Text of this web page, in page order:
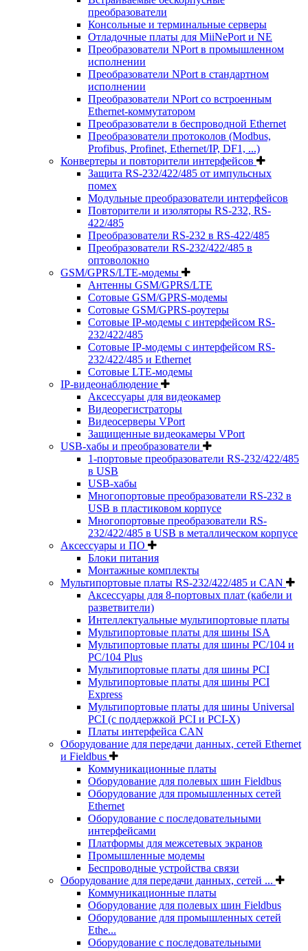
преобразователи
Консольные и терминальные серверы
Отладочные платы для MiiNePort и NE
Преобразователи NPort в промышленном
исполнении
Преобразователи NPort в стандартном
исполнении
Преобразователи NPort со встроенным
Ethernet-коммутатором
Преобразователи в беспроводной Ethernet
Преобразователи протоколов (Modbus,
Profibus, Profinet, Ethernet/IP, DF1, ...)
Конвертеры и повторители интерфейсов
Защита RS-232/422/485 от импульсных
помех
Модульные преобразователи интерфейсов
Повторители и изоляторы RS-232, RS-
422/485
Преобразователи RS-232 в RS-422/485
Преобразователи RS-232/422/485 в
оптоволокно
GSM/GPRS/LTE-модемы
Антенны GSM/GPRS/LTE
Сотовые GSM/GPRS-модемы
Сотовые GSM/GPRS-роутеры
Сотовые IP-модемы с интерфейсом RS-
232/422/485
Сотовые IP-модемы с интерфейсом RS-
232/422/485 и Ethernet
Сотовые LTE-модемы
IP-видеонаблюдение
Аксессуары для видеокамер
Видеорегистраторы
Видеосерверы VPort
Защищенные видеокамеры VPort
USB-хабы и преобразователи
1-портовые преобразователи RS-232/422/485
в USB
USB-хабы
Многопортовые преобразователи RS-232 в
USB в пластиковом корпусе
Многопортовые преобразователи RS-
232/422/485 в USB в металлическом корпусе
Аксессуары и ПО
Блоки питания
Монтажные комплекты
Мультипортовые платы RS-232/422/485 и CAN
Аксессуары для 8-портовых плат (кабели и
разветвители)
Интеллектуальные мультипортовые платы
Мультипортовые платы для шины ISA
Мультипортовые платы для шины PC/104 и
PC/104 Plus
Мультипортовые платы для шины PCI
Мультипортовые платы для шины PCI
Express
Мультипортовые платы для шины Universal
PCI (с поддержкой PCI и PCI-X)
Платы интерфейса CAN
Оборудование для передачи данных, сетей Ethernet
и Fieldbus
Коммуникационные платы
Оборудование для полевых шин Fieldbus
Оборудование для промышленных сетей
Ethernet
Оборудование с последовательными
интерфейсами
Платформы для межсетевых экранов
Промышленные модемы
Беспроводные устройства связи
Оборудование для передачи данных, сетей ...
Коммуникационные платы
Оборудование для полевых шин Fieldbus
Оборудование для промышленных сетей
Ethe...
Оборудование с последовательными